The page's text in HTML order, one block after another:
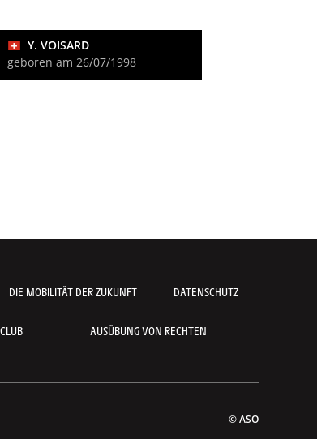
Y. VOISARD
geboren am 26/07/1998
DIE MOBILITÄT DER ZUKUNFT DATENSCHUTZ
AUSÜBUNG VON RECHTEN
© ASO